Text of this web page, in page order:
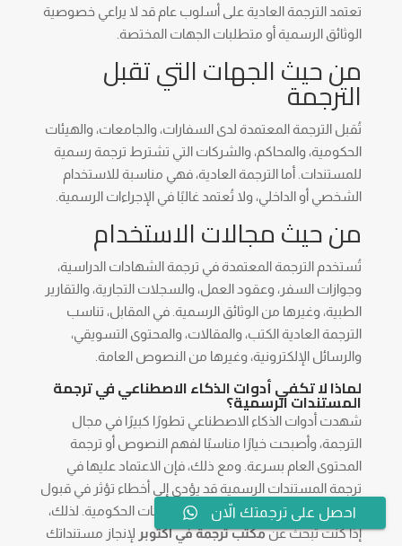
تعتمد الترجمة العادية على أسلوب عام قد لا يراعي خصوصية
الوثائق الرسمية أو متطلبات الجهات المختصة.
من حيث الجهات التي تقبل
الترجمة
تُقبل الترجمة المعتمدة لدى السفارات، والجامعات، والهيئات
الحكومية، والمحاكم، والشركات التي تشترط ترجمة رسمية
للمستندات. أما الترجمة العادية، فهي مناسبة للاستخدام
الشخصي أو الداخلي، ولا تُعتمد غالبًا في الإجراءات الرسمية.
من حيث مجالات الاستخدام
تُستخدم الترجمة المعتمدة في ترجمة الشهادات الدراسية،
وجوازات السفر، وعقود العمل، والسجلات التجارية، والتقارير
الطبية، وغيرها من الوثائق الرسمية. في المقابل، تناسب
الترجمة العادية الكتب، والمقالات، والمحتوى التسويقي،
والرسائل الإلكترونية، وغيرها من النصوص العامة.
لماذا لا تكفي أدوات الذكاء الاصطناعي في ترجمة
المستندات الرسمية؟
شهدت أدوات الذكاء الاصطناعي تطورًا كبيرًا في مجال
الترجمة، وأصبحت خيارًا مناسبًا لفهم النصوص أو ترجمة
المحتوى العام بسرعة. ومع ذلك، فإن الاعتماد عليها في
ترجمة المستندات الرسمية قد يؤدي إلى أخطاء تؤثر في قبول
الوثائق لدى السفارات والجامعات والجهات الحكومية. لذلك،
إذا كنت تبحث عنمكتب ترجمة في أكتوبر لإنجاز مستنداتك
احصل على ترجمتك الاّن